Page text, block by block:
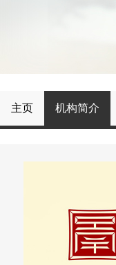
主页 机构简介